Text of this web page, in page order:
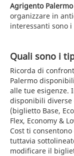
Agrigento Palermo
organizzare in
interessanti sono
Quali sono i
Ricorda di
Palermo
alle tue esigenze.
disponibili
(biglietto Base,
Flex, Economy &
Cost ti
tuttavia
modificare il